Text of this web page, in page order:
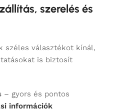
szerelés és
széles választékot kínál,
is biztosít
– gyors és pontos
információk